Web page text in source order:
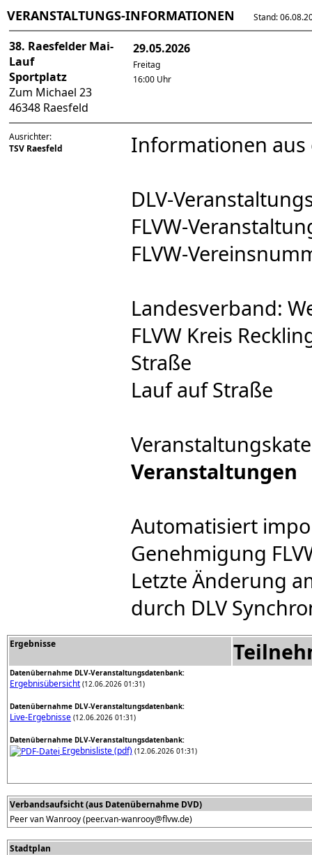
VERANSTALTUNGS-INFORMATIONEN Stand:
38. Raesfelder Mai-
Lauf
Sportplatz
Zum Michael 23
46348 Raesfeld
29.05.2026
Freitag
16:00 Uhr
Ausrichter:
TSV Raesfeld
Informationen
DLV-
FLVW-
FLVW-
Landesverband:
FLVW Kreis
Straße
Lauf auf Straße
Veranstaltungen
Automatisiert
Genehmigung
Letzte Änderung
durch DLV
Ergebnisse
Datenübernahme DLV-Veranstaltungsdatenbank:
Ergebnisübersicht (12.06.2026 01:31)
Datenübernahme DLV-Veranstaltungsdatenbank:
Live-Ergebnisse (12.06.2026 01:31)
Datenübernahme DLV-Veranstaltungsdatenbank:
Ergebnisliste (pdf) (12.06.2026 01:31)
Verbandsaufsicht (aus Datenübernahme DVD)
Peer van Wanrooy (peer.van-wanrooy@flvw.de)
Stadtplan